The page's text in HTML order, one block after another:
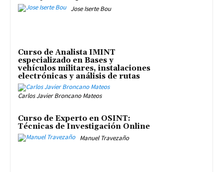
Jose Iserte Bou
Curso de Analista IMINT
especializado en Bases y
vehículos militares, instalaciones
electrónicas y análisis de rutas
Carlos Javier Broncano Mateos
Curso de Experto en OSINT:
Técnicas de Investigación Online
Manuel Travezaño